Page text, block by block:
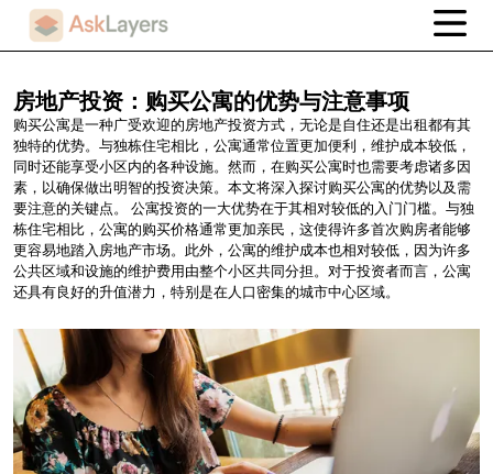
房地产投资：购买公寓的优势与注意事项
购买公寓是一种广受欢迎的房地产投资方式，无论是自住还是出租都有其
独特的优势。与独栋住宅相比，公寓通常位置更加便利，维护成本较低，
同时还能享受小区内的各种设施。然而，在购买公寓时也需要考虑诸多因
素，以确保做出明智的投资决策。本文将深入探讨购买公寓的优势以及需
要注意的关键点。 公寓投资的一大优势在于其相对较低的入门门槛。与独
栋住宅相比，公寓的购买价格通常更加亲民，这使得许多首次购房者能够
更容易地踏入房地产市场。此外，公寓的维护成本也相对较低，因为许多
公共区域和设施的维护费用由整个小区共同分担。对于投资者而言，公寓
还具有良好的升值潜力，特别是在人口密集的城市中心区域。